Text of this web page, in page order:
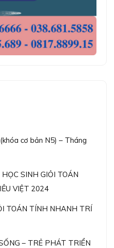
cơ bản N5) – Tháng
SINH GIỎI TOÁN
VIỆT 2024
TOÁN TÍNH NHANH TRÍ
– TRẺ PHÁT TRIỂN